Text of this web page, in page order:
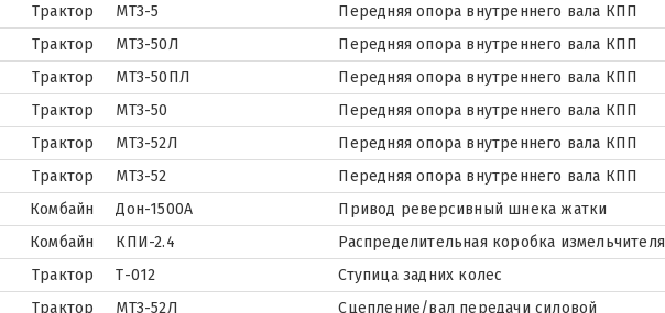
Трактор
МТЗ-5
Передняя опора внутреннего вала КПП
Трактор
МТЗ-50Л
Передняя опора внутреннего вала КПП
Трактор
МТЗ-50ПЛ
Передняя опора внутреннего вала КПП
Трактор
МТЗ-50
Передняя опора внутреннего вала КПП
Трактор
МТЗ-52Л
Передняя опора внутреннего вала КПП
Трактор
МТЗ-52
Передняя опора внутреннего вала КПП
Комбайн
Дон-1500А
Привод реверсивный шнека жатки
Комбайн
КПИ-2.4
Распределительная коробка измельчителя
Трактор
Т-012
Ступица задних колес
Трактор
МТЗ-52Л Сцепление/вал передачи силовой